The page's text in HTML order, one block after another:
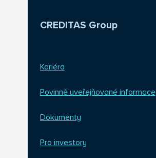
CREDITAS Group
Kariéra
Povinně uveřejňované informace
Dokumenty
Pro investory